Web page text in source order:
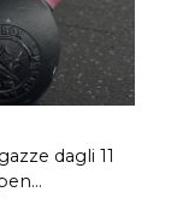
dagli 11